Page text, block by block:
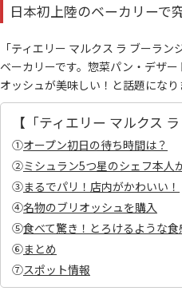
日本初上陸のベーカリーで
「ティエリー マルクス ラ ブーラ
ベーカリーです。惣菜パン・デザ
オッシュが美味しい！と話題にな
【「ティエリー マルクス
①オープン初日の待ち時間は？
②ミシュラン5つ星のシェフ本人
③まるでパリ！店内がかわいい！
④名物のブリオッシュを購入
⑤食べて驚き！とろけるような食
⑥まとめ
⑦スポット情報